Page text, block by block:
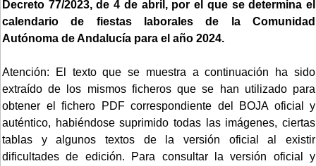
Decreto 77/2023, de 4 de abril, por el que se determina el
calendario de fiestas laborales de la Comunidad
Autónoma de Andalucía para el año 2024.
Atención: El texto que se muestra a continuación ha sido
extraído de los mismos ficheros que se han utilizado para
obtener el fichero PDF correspondiente del BOJA oficial y
auténtico, habiéndose suprimido todas las imágenes, ciertas
tablas y algunos textos de la versión oficial al existir
dificultades de edición. Para consultar la versión oficial y